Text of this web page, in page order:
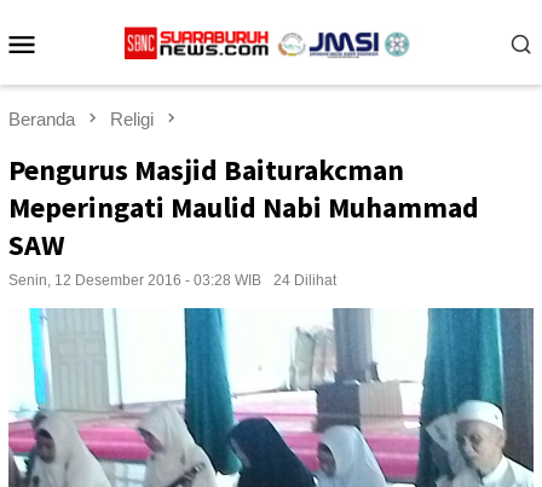
ke
Beranda Religi
Pengurus Masjid Baiturakcman
Meperingati Maulid Nabi Muhammad
SAW
Senin, 12 Desember 2016 - 03:28 WIB 24 Dilihat